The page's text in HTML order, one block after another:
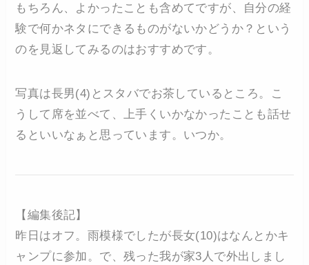
もちろん、よかったことも含めてですが、自分の経
験で何かネタにできるものがないかどうか？という
のを見返してみるのはおすすめです。
写真は長男(4)とスタバでお茶しているところ。こ
うして席を並べて、上手くいかなかったことも話せ
るといいなぁと思っています。いつか。
【編集後記】
昨日はオフ。雨模様でしたが長女(10)はなんとかキ
ャンプに参加。で、残った我が家3人で外出しまし